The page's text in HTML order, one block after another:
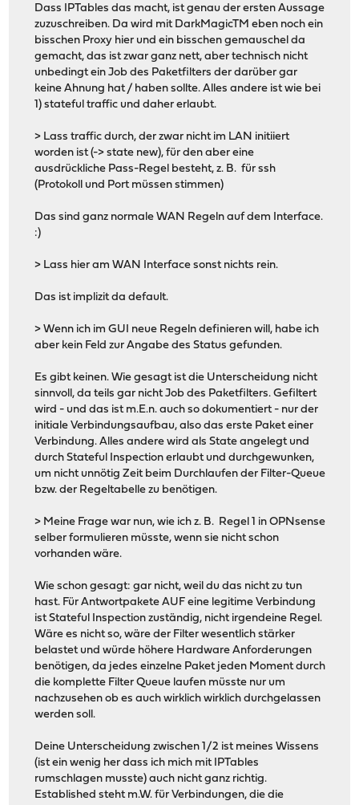
Dass IPTables das macht, ist genau der ersten Aussage
zuzuschreiben. Da wird mit DarkMagicTM eben noch ein
bisschen Proxy hier und ein bisschen gemauschel da
gemacht, das ist zwar ganz nett, aber technisch nicht
unbedingt ein Job des Paketfilters der darüber gar
keine Ahnung hat / haben sollte. Alles andere ist wie bei
1) stateful traffic und daher erlaubt.
> Lass traffic durch, der zwar nicht im LAN initiiert
worden ist (-> state new), für den aber eine
ausdrückliche Pass-Regel besteht, z. B. für ssh
(Protokoll und Port müssen stimmen)
Das sind ganz normale WAN Regeln auf dem Interface.
:)
> Lass hier am WAN Interface sonst nichts rein.
Das ist implizit da default.
> Wenn ich im GUI neue Regeln definieren will, habe ich
aber kein Feld zur Angabe des Status gefunden.
Es gibt keinen. Wie gesagt ist die Unterscheidung nicht
sinnvoll, da teils gar nicht Job des Paketfilters. Gefiltert
wird - und das ist m.E.n. auch so dokumentiert - nur der
initiale Verbindungsaufbau, also das erste Paket einer
Verbindung. Alles andere wird als State angelegt und
durch Stateful Inspection erlaubt und durchgewunken,
um nicht unnötig Zeit beim Durchlaufen der Filter-Queue
bzw. der Regeltabelle zu benötigen.
> Meine Frage war nun, wie ich z. B. Regel 1 in OPNsense
selber formulieren müsste, wenn sie nicht schon
vorhanden wäre.
Wie schon gesagt: gar nicht, weil du das nicht zu tun
hast. Für Antwortpakete AUF eine legitime Verbindung
ist Stateful Inspection zuständig, nicht irgendeine Regel.
Wäre es nicht so, wäre der Filter wesentlich stärker
belastet und würde höhere Hardware Anforderungen
benötigen, da jedes einzelne Paket jeden Moment durch
die komplette Filter Queue laufen müsste nur um
nachzusehen ob es auch wirklich wirklich durchgelassen
werden soll.
Deine Unterscheidung zwischen 1/2 ist meines Wissens
(ist ein wenig her dass ich mich mit IPTables
rumschlagen musste) auch nicht ganz richtig.
Established steht m.W. für Verbindungen, die die